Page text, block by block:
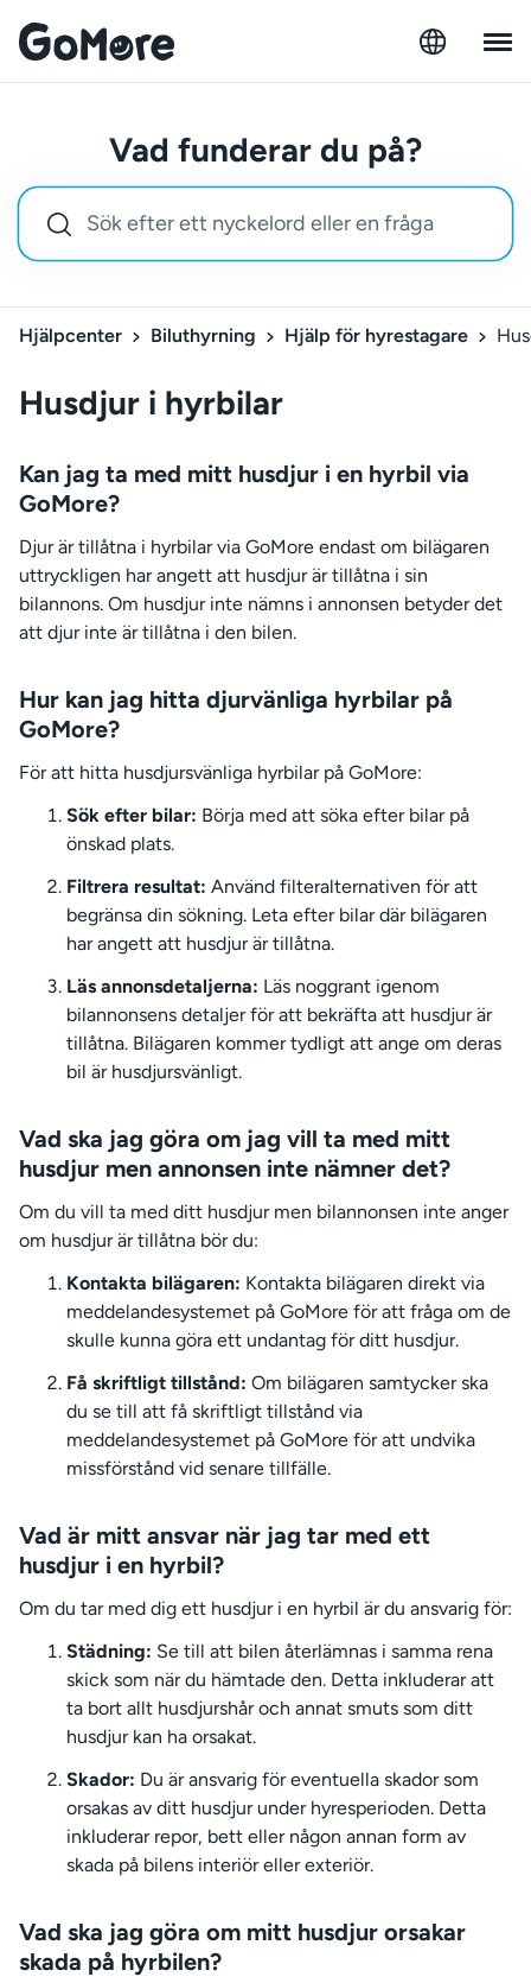
Vad funderar du på?
Hjälpcenter Biluthyrning Hjälp för hyrestagare
Husdjur i hyrbilar
Kan jag ta med mitt husdjur i en hyrbil via
GoMore?
Djur är tillåtna i hyrbilar via GoMore endast om bilägaren
uttryckligen har angett att husdjur är tillåtna i sin
bilannons. Om husdjur inte nämns i annonsen betyder det
att djur inte är tillåtna i den bilen.
Hur kan jag hitta djurvänliga hyrbilar på
GoMore?
För att hitta husdjursvänliga hyrbilar på GoMore:
Sök efter bilar: Börja med att söka efter bilar på
önskad plats.
Filtrera resultat: Använd filteralternativen för att
begränsa din sökning. Leta efter bilar där bilägaren
har angett att husdjur är tillåtna.
Läs annonsdetaljerna: Läs noggrant igenom
bilannonsens detaljer för att bekräfta att husdjur är
tillåtna. Bilägaren kommer tydligt att ange om deras
bil är husdjursvänligt.
Vad ska jag göra om jag vill ta med mitt
husdjur men annonsen inte nämner det?
Om du vill ta med ditt husdjur men bilannonsen inte anger
om husdjur är tillåtna bör du:
Kontakta bilägaren: Kontakta bilägaren direkt via
meddelandesystemet på GoMore för att fråga om de
skulle kunna göra ett undantag för ditt husdjur.
Få skriftligt tillstånd: Om bilägaren samtycker ska
du se till att få skriftligt tillstånd via
meddelandesystemet på GoMore för att undvika
missförstånd vid senare tillfälle.
Vad är mitt ansvar när jag tar med ett
husdjur i en hyrbil?
Om du tar med dig ett husdjur i en hyrbil är du ansvarig för:
Städning: Se till att bilen återlämnas i samma rena
skick som när du hämtade den. Detta inkluderar att
ta bort allt husdjurshår och annat smuts som ditt
husdjur kan ha orsakat.
Skador: Du är ansvarig för eventuella skador som
orsakas av ditt husdjur under hyresperioden. Detta
inkluderar repor, bett eller någon annan form av
skada på bilens interiör eller exteriör.
Vad ska jag göra om mitt husdjur orsakar
skada på hyrbilen?